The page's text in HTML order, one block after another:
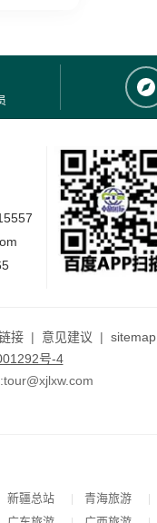
接 | 意见建议 | sitemap
号-4
新疆总站 青海旅游